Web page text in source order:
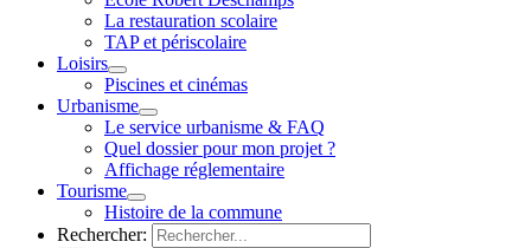
La restauration scolaire
TAP et périscolaire
Loisirs
Piscines et cinémas
Urbanisme
Le service urbanisme & FAQ
Quel dossier pour mon projet ?
Affichage réglementaire
Tourisme
Histoire de la commune
Rechercher: